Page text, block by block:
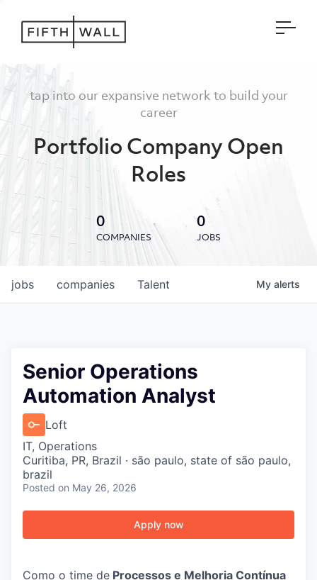
tap into our expansive network to build your
career
Portfolio Company Open
Roles
0
COMPANIES
0
JOBS
jobs companies Talent My alerts
Senior Operations
Automation Analyst
Loft
IT, Operations
Curitiba, PR, Brazil · são paulo, state of são paulo,
brazil
Posted on May 26, 2026
Apply now
Como o time de Processos e Melhoria Contínua